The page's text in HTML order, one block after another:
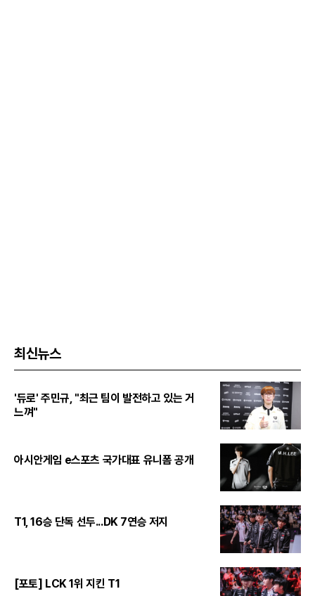
최신뉴스
'듀로' 주민규, "최근 팀이 발전하고 있는 거
느껴"
아시안게임 e스포츠 국가대표 유니폼 공개
T1, 16승 단독 선두...DK 7연승 저지
[포토] LCK 1위 지킨 T1